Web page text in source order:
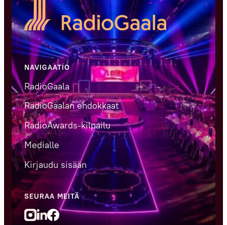
NAVIGAATIO
RadioGaala
RadioGaalan ehdokkaat
RadioAwards-kilpailu
Medialle
Kirjaudu sisään
SEURAA MEITÄ